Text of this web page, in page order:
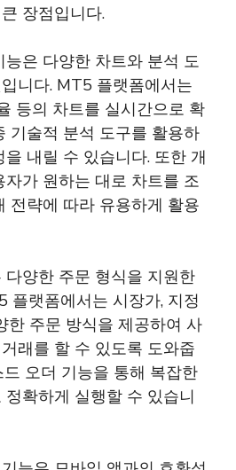
장점입니다.
은 다양한 차트와 분석 도
니다. MT5 플랫폼에서는
등의 차트를 실시간으로 확
기술적 분석 도구를 활용하
내릴 수 있습니다. 또한 개
가 원하는 대로 차트를 조
전략에 따라 유용하게 활용
양한 주문 형식을 지원한
플랫폼에서는 시장가, 지정
한 주문 방식을 제공하여 사
래를 할 수 있도록 도와줍
오더 기능을 통해 복잡한
확하게 실행할 수 있습니